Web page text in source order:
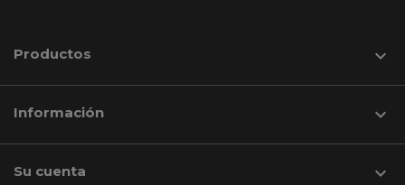
Productos 
Información 
Su cuenta 